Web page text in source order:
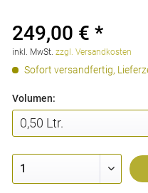
249,00 € *
inkl. MwSt.zzgl. Versandkosten
Sofort versandfertig,
Volumen: